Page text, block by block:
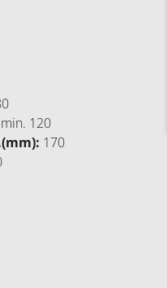
min. 120
170